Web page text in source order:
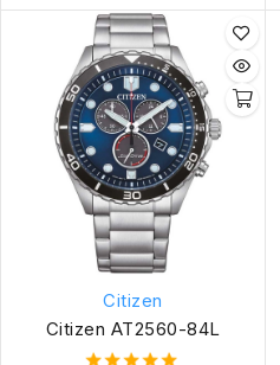
Citizen
Citizen AT2560-84L